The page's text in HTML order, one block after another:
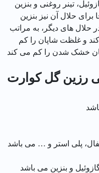
تینر روغنی و بنزین
حلال آن نیز بنزین
حلال های دیگر، به مراتب
و غلظت شاپان را کم
خشک شدن را کم می کند
رزين گل كوارت
پلی استر و … می باشد
و بنزین می باشد